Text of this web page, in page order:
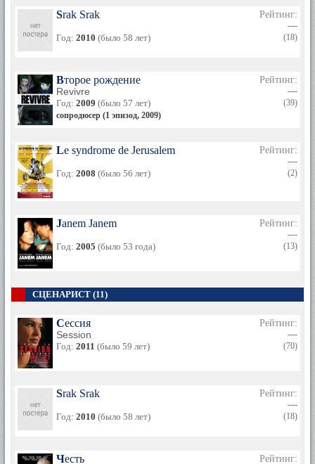
Srak Srak
Год: 2010 (было 58 лет)
Рейтинг:
—
(18)
Второе рождение
Revivre
Год: 2009 (было 57 лет)
сопродюсер (1 эпизод, 2009)
Рейтинг:
—
(39)
Le syndrome de Jerusalem
Год: 2008 (было 56 лет)
Рейтинг:
—
(2)
Janem Janem
Год: 2005 (было 53 года)
Рейтинг:
—
(13)
СЦЕНАРИСТ (11)
Сессия
Session
Год: 2011 (было 59 лет)
Рейтинг:
—
(70)
Srak Srak
Год: 2010 (было 58 лет)
Рейтинг:
—
(18)
Честь
Рейтинг: